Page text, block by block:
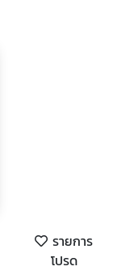
รายการ
โปรด